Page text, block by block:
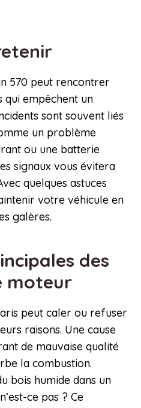
570 peut rencontrer
empêchent un
sont souvent liés
un problème
ou une batterie
signaux vous évitera
quelques astuces
votre véhicule en
galères.
des
moteur
peut caler ou refuser
raisons. Une cause
de mauvaise qualité
la combustion.
bois humide dans un
ce pas ? Ce